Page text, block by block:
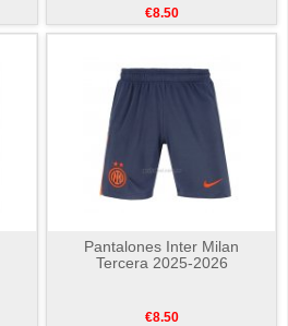
€8.50
Pantalones Inter Milan
Tercera 2025-2026
€8.50